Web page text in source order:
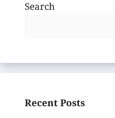
Search
Recent Posts